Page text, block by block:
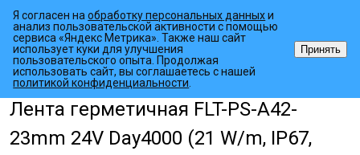
Главная страница • Каталог товаров • Светодиодные ленты
Лента герметичная FLT-PS-A42-
23mm 24V Day4000 (21 W/m, IP67,
Я согласен наобработку персональных данныхи
анализ пользовательской активности с помощью
сервиса «Яндекс Метрика». Также наш сайт
использует куки для улучшения
пользовательского опыта. Продолжая
использовать сайт, вы соглашаетесь с нашей
политикой конфиденциальности
Принять